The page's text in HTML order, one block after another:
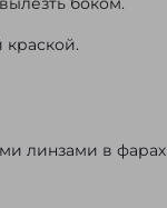
линзами в фарах